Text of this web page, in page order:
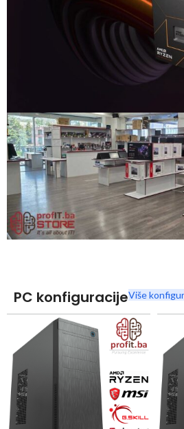
Snaga radnih stanica nikada
Nova Ryzen 7000
Naruči
PC konfiguracijeViše